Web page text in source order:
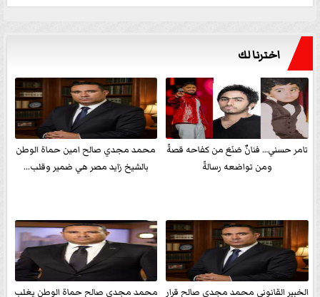
اخترنا لك
تامر حسني… فنانٌ صَنَعَ من كفاحه قصةً
ومن تواضعه رسالةً
محمد مجدي صالح امين حماة الوطن
بالشيخ زايد مصر هي ضمير وقلب...
الخبير القانوني محمد مجدي صالح قرار
محمد مجدي صالح حماة الوطن يغلب